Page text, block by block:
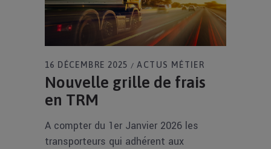
16 DÉCEMBRE 2025 ACTUS MÉTIER
Nouvelle grille de frais
en TRM
A compter du 1er Janvier 2026 les
transporteurs qui adhérent aux